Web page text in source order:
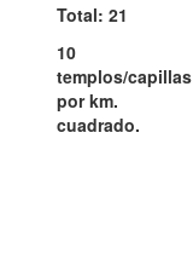
Total: 21
10
templos/capillas
por km.
cuadrado.